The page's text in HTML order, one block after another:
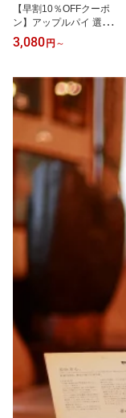
【早割10％OFFクーポ
ン】アップルパイ 選べる
3種類 誕生日ケーキ バー
スデー お中元 夏ギフト
せ 選べるパイ クリーム
チーズ パンプキン 製造
工場直送 御歳暮 100年以
上の歴史 函館 送料込 冷
蔵 冷凍 御歳暮 ギフト 洋
菓子 パイ 早割 五島軒 公
3,080 円 ～